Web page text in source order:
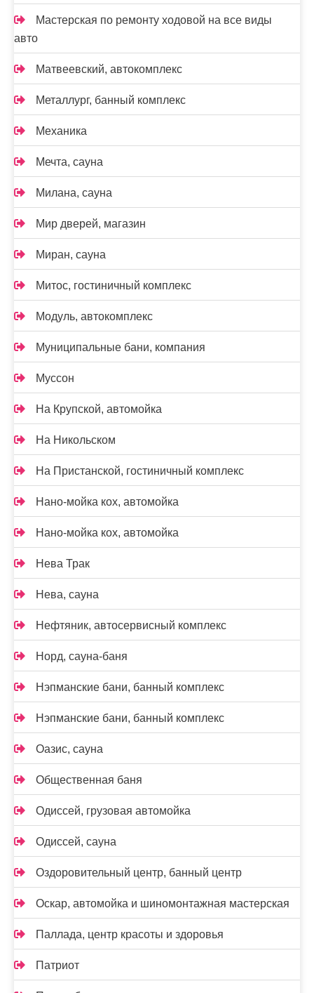
Мастерская по ремонту ходовой на все виды
авто
Матвеевский, автокомплекс
Металлург, банный комплекс
Механика
Мечта, сауна
Милана, сауна
Мир дверей, магазин
Миран, сауна
Митос, гостиничный комплекс
Модуль, автокомплекс
Муниципальные бани, компания
Муссон
На Крупской, автомойка
На Никольском
На Пристанской, гостиничный комплекс
Нано-мойка кох, автомойка
Нано-мойка кох, автомойка
Нева Трак
Нева, сауна
Нефтяник, автосервисный комплекс
Норд, сауна-баня
Нэпманские бани, банный комплекс
Нэпманские бани, банный комплекс
Оазис, сауна
Общественная баня
Одиссей, грузовая автомойка
Одиссей, сауна
Оздоровительный центр, банный центр
Оскар, автомойка и шиномонтажная мастерская
Паллада, центр красоты и здоровья
Патриот